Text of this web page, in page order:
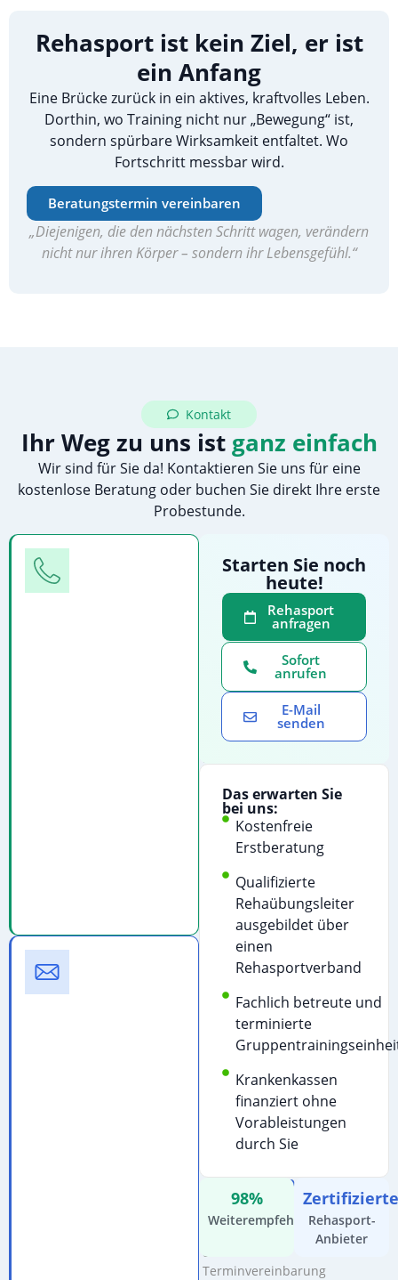
Rehasport ist kein Ziel, er ist
ein Anfang
Eine Brücke zurück in ein aktives, kraftvolles Leben.
Dorthin, wo Training nicht nur „Bewegung“ ist,
sondern spürbare Wirksamkeit entfaltet. Wo
Fortschritt messbar wird.
Beratungstermin vereinbaren
„Diejenigen, die den nächsten Schritt wagen, verändern
nicht nur ihren Körper – sondern ihr Lebensgefühl.“
Kontakt
Ihr Weg zu uns istganz einfach
Wir sind für Sie da! Kontaktieren Sie uns für eine
kostenlose Beratung oder buchen Sie direkt Ihre erste
Probestunde.
Telefon
uns
direkt
für
persönliche
Beratung:
Telefonanruf
starten
Kostenfreie
Terminvereinbarung
Schreiben
detaillierte
Informationen:
schreiben
Kostenfreie
&
Terminvereinbarung
Starten Sie noch
heute!
Rehasport
anfragen
Sofort
anrufen
E-Mail
senden
Das erwarten Sie
bei uns:
Kostenfreie
Erstberatung
Qualifizierte
Rehaübungsleiter
ausgebildet über
einen
Rehasportverband
Fachlich betreute und
terminierte
Krankenkassen
finanziert ohne
Vorableistungen
durch Sie
98%
WeiterempfehlungRehasport-
Anbieter